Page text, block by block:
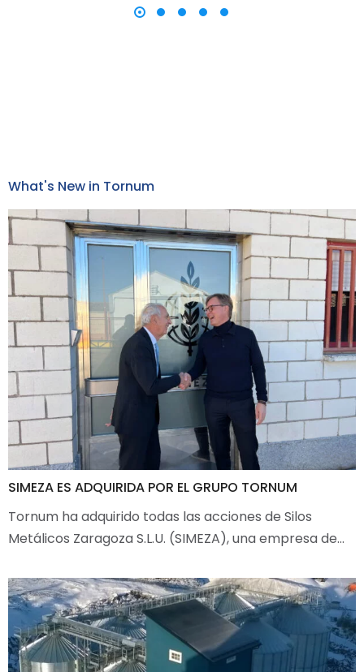
What's New in Tornum
SIMEZA ES ADQUIRIDA POR EL GRUPO TORNUM
Tornum ha adquirido todas las acciones de Silos
Metálicos Zaragoza S.L.U. (SIMEZA), una empresa de…